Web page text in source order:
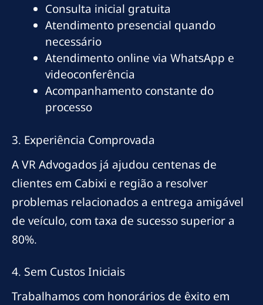
Consulta inicial gratuita
Atendimento presencial quando
necessário
Atendimento online via WhatsApp e
videoconferência
Acompanhamento constante do
processo
3. Experiência Comprovada
A VR Advogados já ajudou centenas de
clientes em Cabixi e região a resolver
problemas relacionados a entrega amigável
de veículo, com taxa de sucesso superior a
80%.
4. Sem Custos Iniciais
Trabalhamos com honorários de êxito em